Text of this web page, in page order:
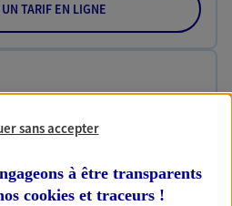
TARIF EN LIGNE
votre sérénité en
sans accepter
à être transparents
cookies et traceurs !